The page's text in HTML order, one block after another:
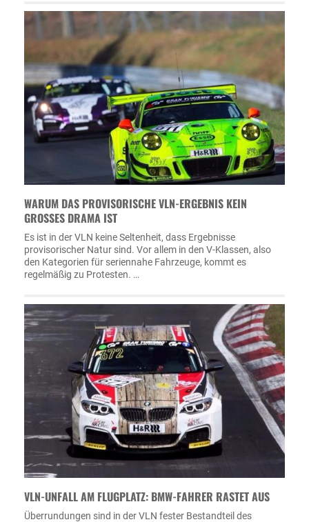
WARUM DAS PROVISORISCHE VLN-ERGEBNIS KEIN
GROSSES DRAMA IST
Es ist in der VLN keine Seltenheit, dass Ergebnisse
provisorischer Natur sind. Vor allem in den V-Klassen, also
den Kategorien für seriennahe Fahrzeuge, kommt es
regelmäßig zu Protesten. …
VLN-UNFALL AM FLUGPLATZ: BMW-FAHRER RASTET AUS
Überrundungen sind in der VLN fester Bestandteil des